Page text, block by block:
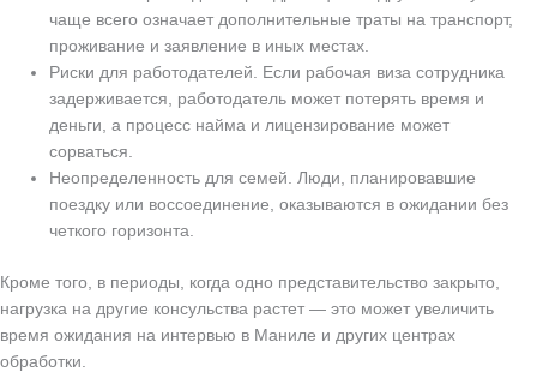
чаще всего означает дополнительные траты на транспорт,
проживание и заявление в иных местах.
Риски для работодателей. Если рабочая виза сотрудника
задерживается, работодатель может потерять время и
деньги, а процесс найма и лицензирование может
сорваться.
Неопределенность для семей. Люди, планировавшие
поездку или воссоединение, оказываются в ожидании без
четкого горизонта.
Кроме того, в периоды, когда одно представительство закрыто,
нагрузка на другие консульства растет — это может увеличить
время ожидания на интервью в Маниле и других центрах
обработки.